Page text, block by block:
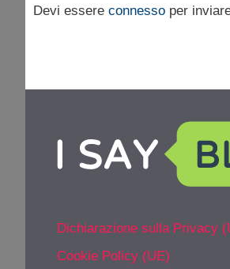
Devi essere connesso per
Dichiarazione sulla Privacy
Cookie Policy (UE)